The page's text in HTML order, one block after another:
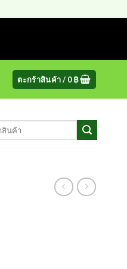
ตะกร้าสินค้า / 0฿